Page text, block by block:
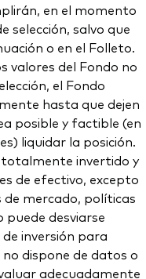
en el momento
selección, salvo que
o en el Folleto.
valores del Fondo no
el Fondo
hasta que dejen
posible y factible (en
liquidar la posición.
invertido y
de efectivo, excepto
de mercado, políticas
puede desviarse
inversión para
dispone de datos o
adecuadamente